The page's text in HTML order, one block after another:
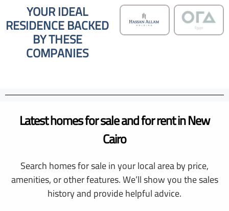
YOUR IDEAL
RESIDENCE BACKED
BY THESE
COMPANIES
Latest homes for sale and for rent in New
Cairo
Search homes for sale in your local area by price,
amenities, or other features. We’ll show you the sales
history and provide helpful advice.